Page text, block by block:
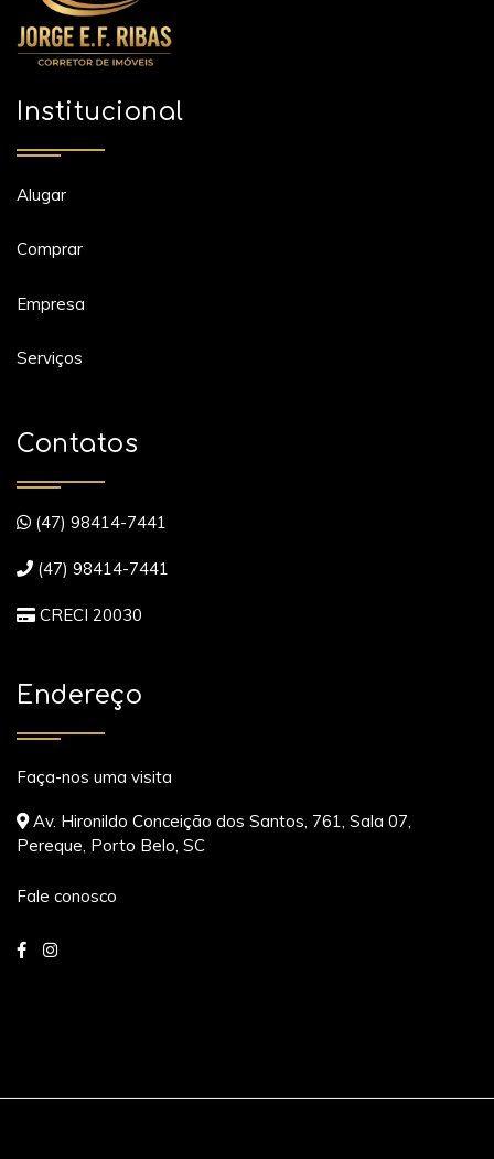
Institucional
Alugar
Comprar
Empresa
Serviços
Contatos
(47) 98414-7441
(47) 98414-7441
CRECI 20030
Endereço
Faça-nos uma visita
Av. Hironildo Conceição dos Santos, 761, Sala 07,
Pereque, Porto Belo, SC
Fale conosco